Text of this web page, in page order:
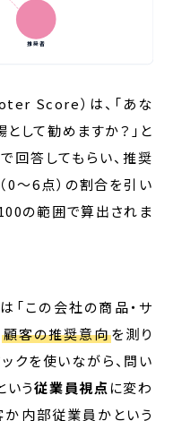
推奨者
Score）は、「あな
して勧めますか？」と
回答してもらい、推奨
0〜6点）の割合を引い
の範囲で算出されま
この会社の商品・サ
顧客の推奨意向を測り
クを使いながら、問い
いう従業員視点 に変わ
か内部従業員かという